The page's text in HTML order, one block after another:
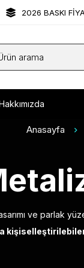
2026 BASKI
Anasayfa
ve parlak